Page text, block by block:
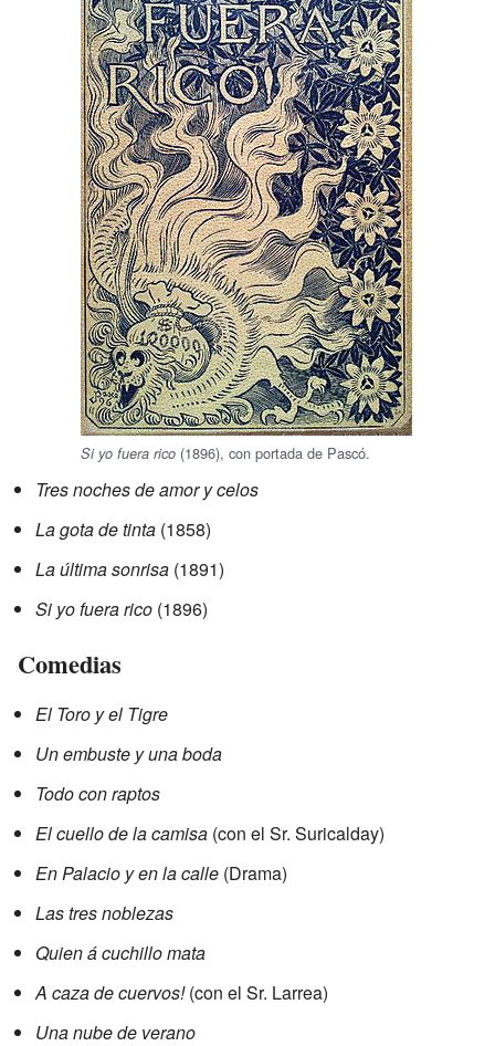
Si yo fuera rico (1896), con portada de Pascó.
Tres noches de amor y celos
La gota de tinta (1858)
La última sonrisa (1891)
Si yo fuera rico (1896)
Comedias
El Toro y el Tigre
Un embuste y una boda
Todo con raptos
El cuello de la camisa (con el Sr. Suricalday)
En Palacio y en la calle (Drama)
Las tres noblezas
Quien á cuchillo mata
A caza de cuervos!(con el Sr. Larrea)
Una nube de verano